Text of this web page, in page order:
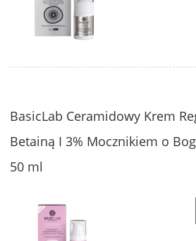
BasicLab Ceramidowy Krem
Betainą I 3% Mocznikiem o
50 ml